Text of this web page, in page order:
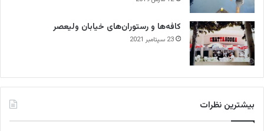
کافه‌ها و رستوران‌های خیابان ولیعصر
23 سپتامبر 2021
بیشترین نظرات